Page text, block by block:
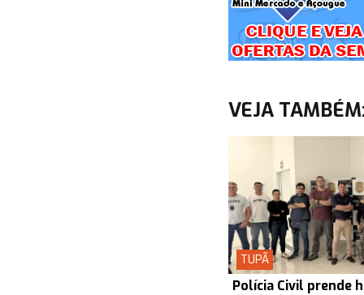
VEJA
TUPÃ
Polícia Civil prende